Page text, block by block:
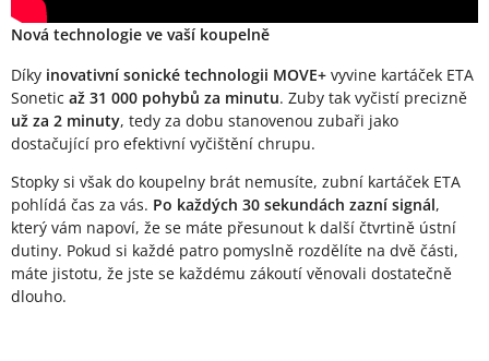
Nová technologie ve vaší koupelně
Díky inovativní sonické technologii MOVE+ vyvine kartáček ETA
Sonetic až 31 000 pohybů za minutu. Zuby tak vyčistí precizně
už za 2 minuty, tedy za dobu stanovenou zubaři jako
dostačující pro efektivní vyčištění chrupu.
Stopky si však do koupelny brát nemusíte, zubní kartáček ETA
pohlídá čas za vás. Po každých 30 sekundách zazní signál,
který vám napoví, že se máte přesunout k další čtvrtině ústní
dutiny. Pokud si každé patro pomyslně rozdělíte na dvě části,
máte jistotu, že jste se každému zákoutí věnovali dostatečně
dlouho.